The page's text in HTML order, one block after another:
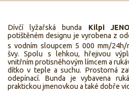
Dívčí lyžařská bunda Kilpi
potištěném designu je vyrobena z
s vodním sloupcem 5 000 mm/24h/
švy. Spolu s lehkou, hřejivou
vnitřním protisněhovým límcem a
dítko v teple a suchu. Prostorná
odepínací. Bunda je vybavena
praktickou jmenovkou a také dobře